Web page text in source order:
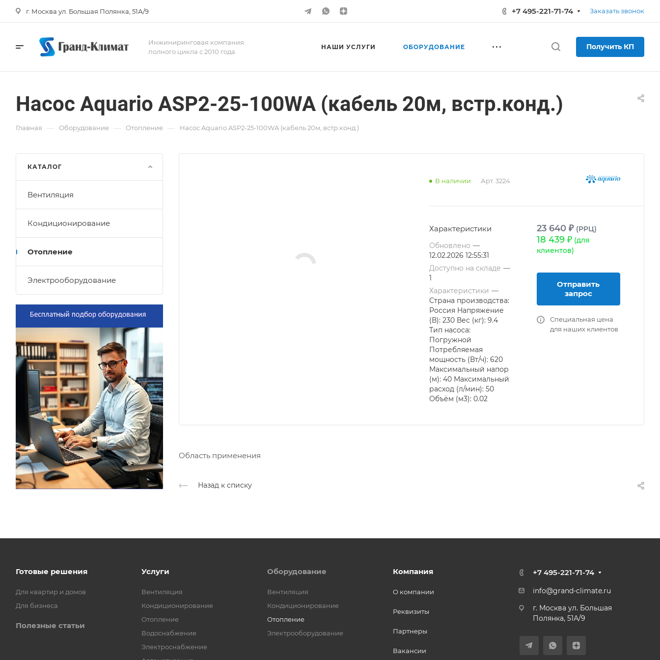
г. Москва ул. Большая Полянка, 51А/9 +7 495-221-71-74 Заказать звонок
Инжиниринговая компания
полного цикла с 2010 года
НАШИ УСЛУГИ ОБОРУДОВАНИЕ Получить КП
Насос Aquario ASP2-25-100WA (кабель 20м, встр.конд.)
Главная — Оборудование — Отопление — Насос Aquario ASP2-25-100WA (кабель 20м, встр.конд.)
В наличии Арт. 3224
Характеристики
Обновлено —
12.02.2026 12:55:31
Доступно на складе —
1
Характеристики —
Страна производства:
Россия Напряжение
(В): 230 Вес (кг): 9.4
Тип насоса:
Погружной
Потребляемая
мощность (Вт/ч): 620
Максимальный напор
(м): 40 Максимальный
расход (л/мин): 50
Объём (м3): 0.02
23 640 ₽ (РРЦ)
18 439 ₽(для
клиентов)
Отправить
запрос
Специальная цена
для наших клиентов
Область применения
Назад к списку
КАТАЛОГ
Вентиляция
Кондиционирование
Отопление
Электрооборудование
Готовые решения
Для квартир и домов
Для бизнеса
Полезные статьи
Услуги
Вентиляция
Кондиционирование
Отопление
Водоснабжение
Электроснабжение
Оборудование
Вентиляция
Кондиционирование
Отопление
Электрооборудование
Компания
О компании
Реквизиты
Партнеры
Вакансии
+7 495-221-71-74
info@grand-climate.ru
г. Москва ул. Большая
Полянка, 51А/9